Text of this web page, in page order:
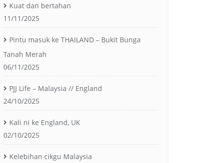
Kuat dan bertahan
11/11/2025
Pintu masuk ke THAILAND – Bukit Bunga
Tanah Merah
06/11/2025
PJJ Life – Malaysia // England
24/10/2025
Kali ni ke England, UK
02/10/2025
Kelebihan cikgu Malaysia